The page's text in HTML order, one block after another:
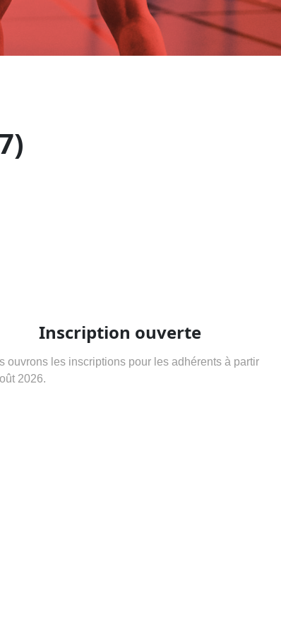
Inscription ouverte
ouvrons les inscriptions pour les adhérents à partir
2026.